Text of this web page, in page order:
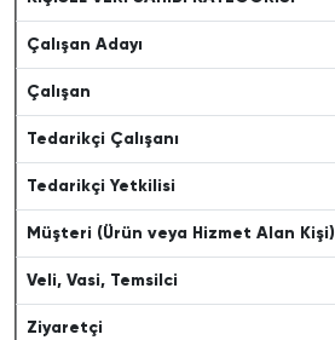
Çalışan Adayı
Çalışan
Tedarikçi Çalışanı
Tedarikçi Yetkilisi
Müşteri (Ürün veya Hizmet Alan Kişi)
Veli, Vasi, Temsilci
Ziyaretçi